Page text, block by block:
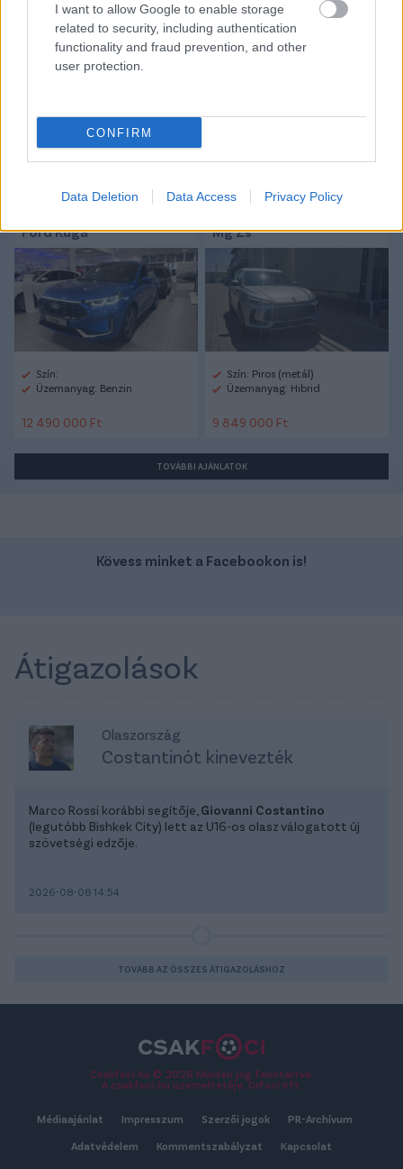
I want to allow Google to enable storage
related to security, including authentication
functionality and fraud prevention, and other
user protection.
CONFIRM
Data Deletion Data Access Privacy Policy
Link másolása Email küldés
CÍMKÉK: #MAGYAR FOCI
Autópiac
Ford Kuga
Szín:
Üzemanyag: Benzin
12 490 000 Ft
Mg Zs
Szín: Piros (metál)
Üzemanyag: Hibrid
9 849 000 Ft
TOVÁBBI AJÁNLATOK
Kövess minket a Facebookon is!
Átigazolások
Olaszország
Costantinót kinevezték
Marco Rossi korábbi segítője, Giovanni Costantino
(legutóbb Bishkek City) lett az U16-os olasz válogatott új
szövetségi edzője.
2026-08-08 14:54
TOVÁBB AZ ÖSSZES ÁTIGAZOLÁSHOZ
Csakfoci.hu © 2026 Minden jog fenntartva.
A csakfoci.hu üzemeltetője: DrFoci Kft.
Médiaajánlat Impresszum Szerzői jogok PR-Archívum
Adatvédelem Kommentszabályzat Kapcsolat